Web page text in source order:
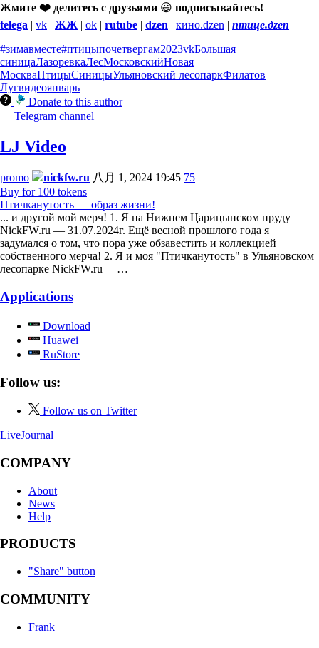
Жмите ❤️ делитесь с друзьями 😃 подписывайтесь!
telega | vk | ЖЖ | ok | rutube | dzen | кино.dzen | птице.дzen
#зимавместе#птицыпочетвергам2023vkБольшая
синицаЛазоревкаЛесМосковскийНовая
МоскваПтицыСиницыУльяновский лесопаркФилатов
Лугвидеоянварь
Donate to this author
Telegram channel
LJ Video
promo nickfw.ru 八月 1, 2024 19:45 75
Buy for 100 tokens
Птичканутость — образ жизни!
... и другой мой мерч! 1. Я на Нижнем Царицынском пруду
NickFW.ru — 31.07.2024г. Ещё весной прошлого года я
задумался о том, что пора уже обзавестить и коллекцией
собственного мерча! 2. Я и моя "Птичканутость" в Ульяновском
лесопарке NickFW.ru —…
Applications
Download
Huawei
RuStore
Follow us:
Follow us on Twitter
LiveJournal
COMPANY
About
News
Help
PRODUCTS
"Share" button
COMMUNITY
Frank